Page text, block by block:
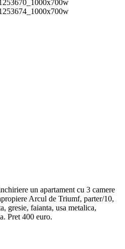
un apartament cu 3 camere
Arcul de Triumf, parter/10,
gresie, faianta, usa metalica,
Pret 400 euro.